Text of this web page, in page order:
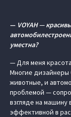
— VOYAH —
уместна?
— Для меня
Многие дизайнеры
животные, и
проблемой —
взгляде на
эффективной в